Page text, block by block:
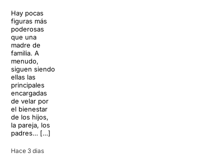
Hay pocas
figuras más
poderosas
que una
madre de
familia. A
menudo,
siguen siendo
ellas las
principales
encargadas
de velar por
el bienestar
de los hijos,
la pareja, los
padres… […]
Hace 3 dias